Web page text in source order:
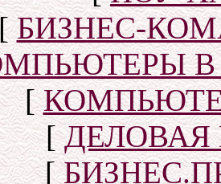
[БИЗНЕС-
В
[
[
[